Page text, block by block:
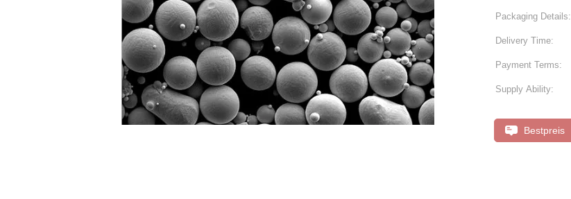
Packaging Details:
Delivery Time:
Payment Terms:
Supply Ability:
Bestpreis